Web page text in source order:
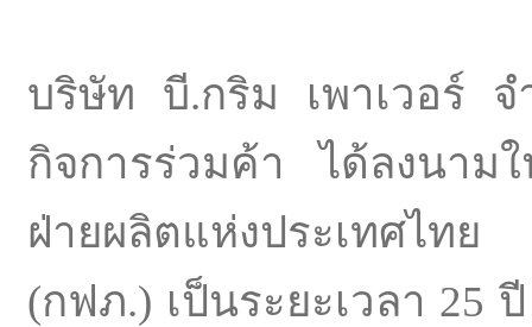
บริษัท บี.กริม เพาเวอร์
กิจการร่วมค้า ได้ลงนา
ฝ่ายผลิตแห่งประเทศไท
(กฟภ.) เป็นระยะเวลา 25